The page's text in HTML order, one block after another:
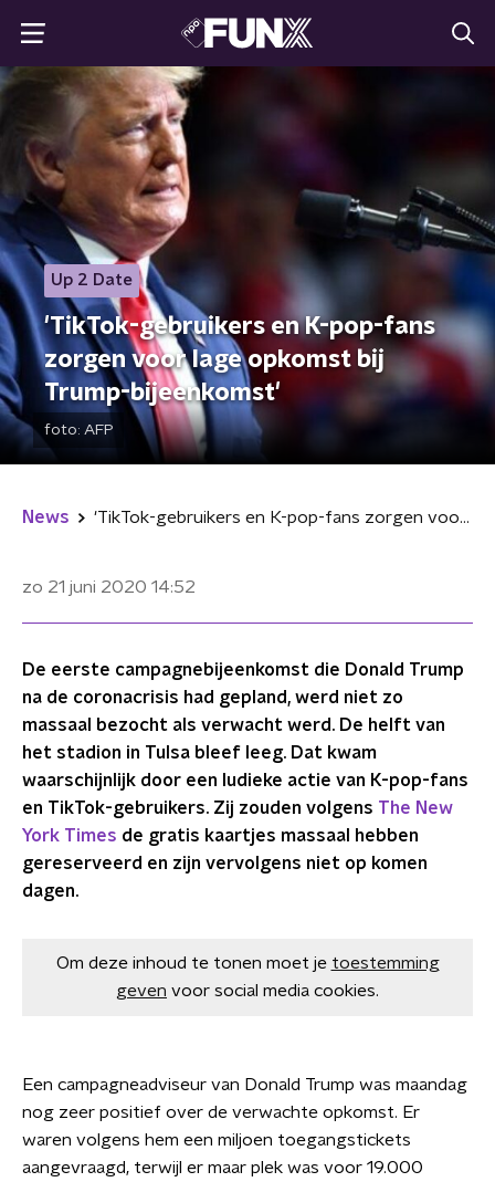
Up 2 Date
'TikTok-gebruikers en K-pop-fans
zorgen voor lage opkomst bij
Trump-bijeenkomst'
foto: AFP
News 'TikTok-gebruikers en K-pop-fans zorgen voor lage opkomst bij Trump-bijeenkomst'
zo 21 juni 2020 14:52
De eerste campagnebijeenkomst die Donald Trump
na de coronacrisis had gepland, werd niet zo
massaal bezocht als verwacht werd. De helft van
het stadion in Tulsa bleef leeg. Dat kwam
waarschijnlijk door een ludieke actie van K-pop-fans
en TikTok-gebruikers. Zij zouden volgens The New
York Times de gratis kaartjes massaal hebben
gereserveerd en zijn vervolgens niet op komen
dagen.
Om deze inhoud te tonen moet je toestemming
geven voor social media cookies.
Een campagneadviseur van Donald Trump was maandag
nog zeer positief over de verwachte opkomst. Er
waren volgens hem een miljoen toegangstickets
aangevraagd, terwijl er maar plek was voor 19.000